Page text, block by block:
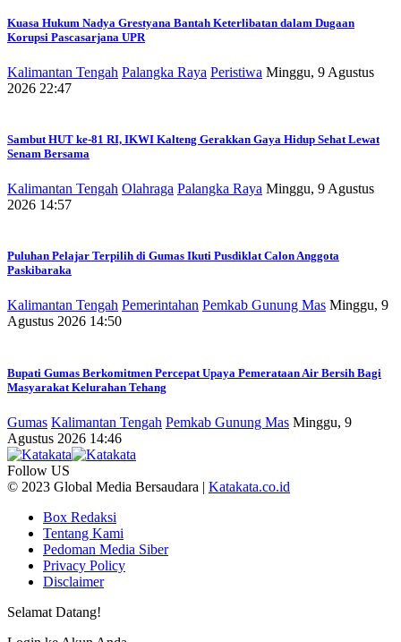
Kuasa Hukum Nadya Grestyana Bantah Keterlibatan dalam Dugaan
Korupsi Pascasarjana UPR
Kalimantan Tengah Palangka Raya Peristiwa Minggu, 9 Agustus
2026 22:47
Sambut HUT ke-81 RI, IKWI Kalteng Gerakkan Gaya Hidup Sehat Lewat
Senam Bersama
Kalimantan Tengah Olahraga Palangka Raya Minggu, 9 Agustus
2026 14:57
Puluhan Pelajar Terpilih di Gumas Ikuti Pusdiklat Calon Anggota
Paskibaraka
Kalimantan Tengah Pemerintahan Pemkab Gunung Mas Minggu, 9
Agustus 2026 14:50
Bupati Gumas Berkomitmen Percepat Upaya Pemerataan Air Bersih Bagi
Masyarakat Kelurahan Tehang
Gumas Kalimantan Tengah Pemkab Gunung Mas Minggu, 9
Agustus 2026 14:46
Follow US
© 2023 Global Media Bersaudara | Katakata.co.id
Box Redaksi
Tentang Kami
Pedoman Media Siber
Privacy Policy
Disclaimer
Selamat Datang!